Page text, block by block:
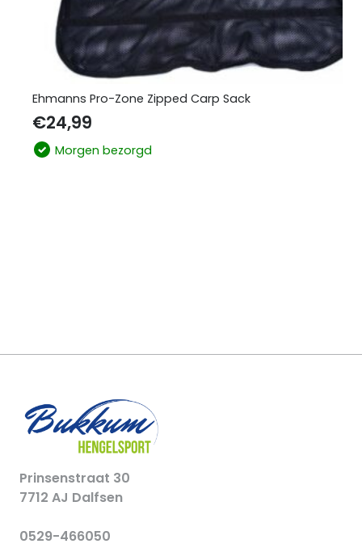
Ehmanns Pro-Zone Zipped Carp Sack
€24,99
Morgen bezorgd
Prinsenstraat 30
7712 AJ Dalfsen
0529-466050